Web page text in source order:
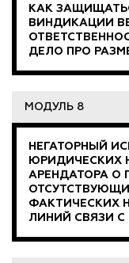
КАК
ВИНДИКАЦИИ
ДЕЛО ПРО
МОДУЛЬ 8
НЕГАТОРНЫЙ
ЮРИДИЧЕСКИХ
АРЕНДАТОРА О
ФАКТИЧЕСКИХ
ЛИНИЙ СВЯЗИ